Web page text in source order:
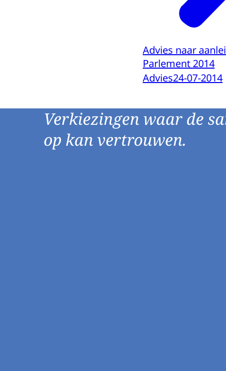
Advies naar
Parlement 2014
Advies24-07-2014
Verkiezingen waar de
op kan vertrouwen.